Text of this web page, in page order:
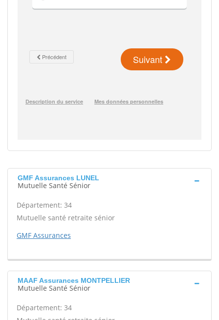
GMF Assurances LUNEL
Mutuelle Santé Sénior
Département: 34
Mutuelle santé retraite sénior
GMF Assurances
MAAF Assurances MONTPELLIER
Mutuelle Santé Sénior
Département: 34